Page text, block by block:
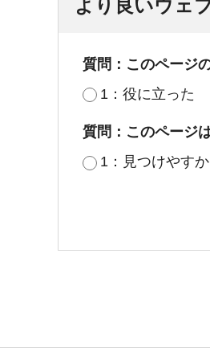
より良いウェ
質問：このページ
1：役に立った
質問：このページ
1：見つけやす